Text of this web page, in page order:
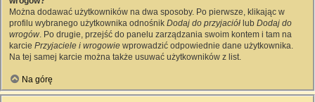
Można dodawać użytkowników na dwa sposoby. Po pierwsze, klikając w
profilu wybranego użytkownika odnośnik Dodaj do przyjaciół lub Dodaj do
wrogów. Po drugie, przejść do panelu zarządzania swoim kontem i tam na
karcie Przyjaciele i wrogowie wprowadzić odpowiednie dane użytkownika.
Na tej samej karcie można także usuwać użytkowników z list.
Na górę